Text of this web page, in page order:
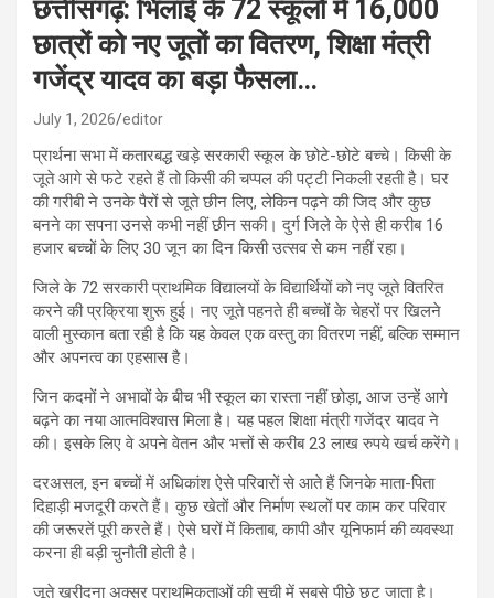
छत्तीसगढ़: भिलाई के 72 स्कूलों में 16,000
छात्रों को नए जूतों का वितरण, शिक्षा मंत्री
गजेंद्र यादव का बड़ा फैसला…
July 1, 2026 editor
प्रार्थना सभा में कतारबद्ध खड़े सरकारी स्कूल के छोटे-छोटे बच्चे। किसी के
जूते आगे से फटे रहते हैं तो किसी की चप्पल की पट्टी निकली रहती है। घर
की गरीबी ने उनके पैरों से जूते छीन लिए, लेकिन पढ़ने की जिद और कुछ
बनने का सपना उनसे कभी नहीं छीन सकी। दुर्ग जिले के ऐसे ही करीब 16
हजार बच्चों के लिए 30 जून का दिन किसी उत्सव से कम नहीं रहा।
जिले के 72 सरकारी प्राथमिक विद्यालयों के विद्यार्थियों को नए जूते वितरित
करने की प्रक्रिया शुरू हुई। नए जूते पहनते ही बच्चों के चेहरों पर खिलने
वाली मुस्कान बता रही है कि यह केवल एक वस्तु का वितरण नहीं, बल्कि सम्मान
और अपनत्व का एहसास है।
जिन कदमों ने अभावों के बीच भी स्कूल का रास्ता नहीं छोड़ा, आज उन्हें आगे
बढ़ने का नया आत्मविश्वास मिला है। यह पहल शिक्षा मंत्री गजेंद्र यादव ने
की। इसके लिए वे अपने वेतन और भत्तों से करीब 23 लाख रुपये खर्च करेंगे।
दरअसल, इन बच्चों में अधिकांश ऐसे परिवारों से आते हैं जिनके माता-पिता
दिहाड़ी मजदूरी करते हैं। कुछ खेतों और निर्माण स्थलों पर काम कर परिवार
की जरूरतें पूरी करते हैं। ऐसे घरों में किताब, कापी और यूनिफार्म की व्यवस्था
करना ही बड़ी चुनौती होती है।
जूते खरीदना अक्सर प्राथमिकताओं की सूची में सबसे पीछे छूट जाता है।